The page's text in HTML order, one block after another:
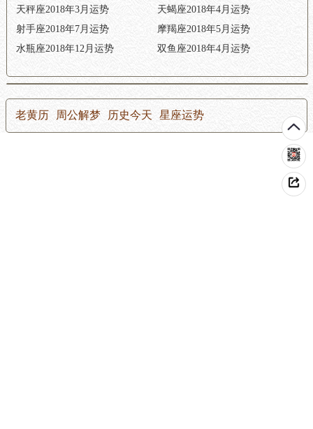
天秤座2018年3月运势
天蝎座2018年4月运势
射手座2018年7月运势
摩羯座2018年5月运势
水瓶座2018年12月运势
双鱼座2018年4月运势
老黄历 周公解梦 历史今天 星座运势